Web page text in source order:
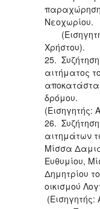
παραχώρηση
Νεοχωρίου.
Χρήστου).
25.
αιτήματος
δρόμου.
(Εισηγητής:
26.
αιτημάτων
Μίσσα
Ευθυμίου,
Δημητρίου
οικισμού